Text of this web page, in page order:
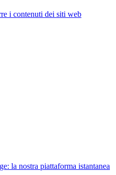
i contenuti dei siti web
la nostra piattaforma istantanea